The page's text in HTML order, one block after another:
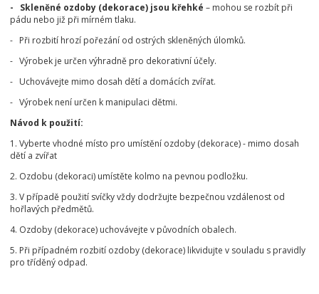
- Skleněné ozdoby (dekorace) jsou křehké – mohou se rozbít při
pádu nebo již při mírném tlaku.
- Při rozbití hrozí pořezání od ostrých skleněných úlomků.
- Výrobek je určen výhradně pro dekorativní účely.
- Uchovávejte mimo dosah dětí a domácích zvířat.
- Výrobek není určen k manipulaci dětmi.
Návod k použití:
1. Vyberte vhodné místo pro umístění ozdoby (dekorace) - mimo dosah
dětí a zvířat
2. Ozdobu (dekoraci) umístěte kolmo na pevnou podložku.
3. V případě použití svíčky vždy dodržujte bezpečnou vzdálenost od
hořlavých předmětů.
4. Ozdoby (dekorace) uchovávejte v původních obalech.
5. Při případném rozbití ozdoby (dekorace) likvidujte v souladu s pravidly
pro tříděný odpad.